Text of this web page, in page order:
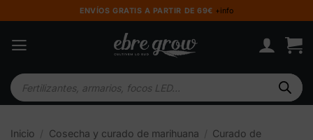
al
contenido
ENVÍOS GRATIS A PARTIR DE 69€ +info
Búsqueda
de
productos
Inicio Cosecha y curado de marihuana
Curado de